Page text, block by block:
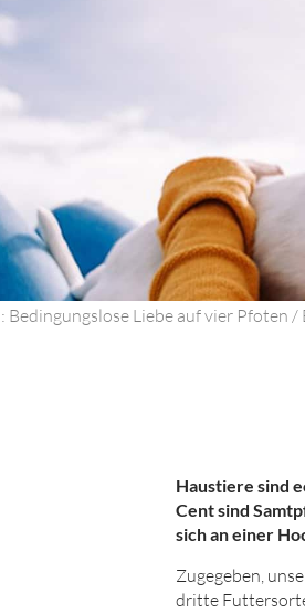
Bedingungslose Liebe auf vier Pfoten
Haustiere sind
Cent sind
sich an einer
Zugegeben,
dritte